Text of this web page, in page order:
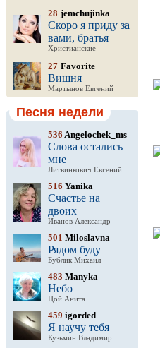
28 jemchujinka
Скоро я приду за
вами, братья
Христианские
27 Favorite
Вишня
Мартынов Евгений
Песня недели
536 Angelochek_ms
Слова остались
мне
Литвинкович Евгений
516 Yanika
Счастье на
двоих
Иванов Александр
501 Miloslavna
Рядом буду
Бублик Михаил
483 Manyka
Небо
Цой Анита
459 igorded
Я научу тебя
Кузьмин Владимир